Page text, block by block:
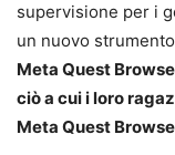
supervisione per i
un nuovo
Meta Quest
ciò a cui i loro
Meta Quest